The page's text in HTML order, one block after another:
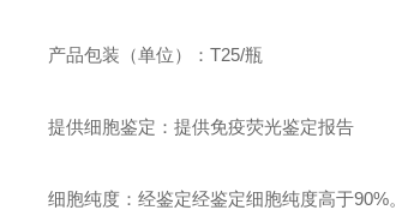
产品包装（单位）：T25/瓶
提供细胞鉴定：提供免疫荧光鉴定报告
细胞纯度：经鉴定经鉴定细胞纯度高于